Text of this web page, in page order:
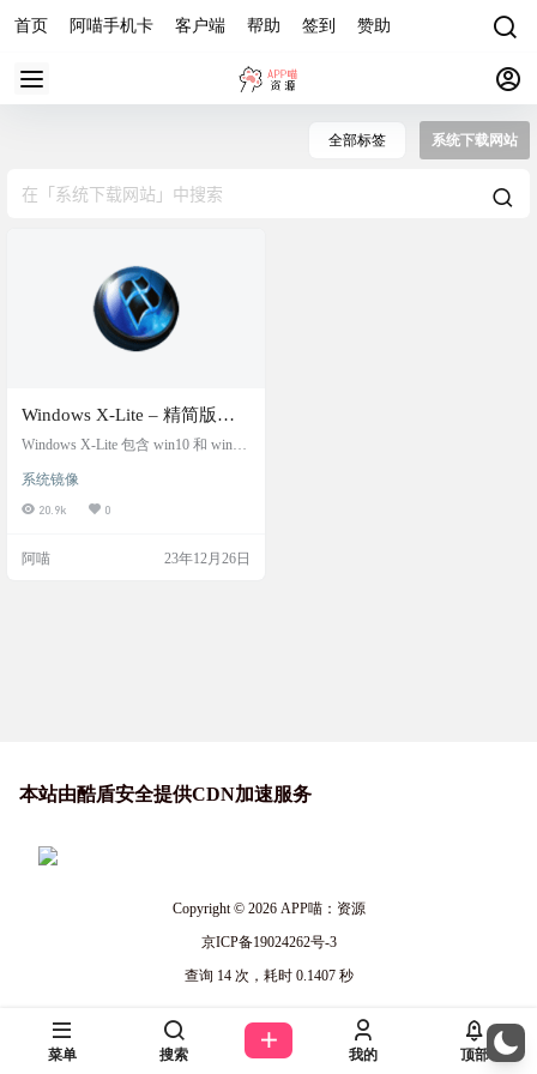
首页 阿喵手机卡 客户端 帮助 签到 赞助
全部标签 系统下载网站
Windows X-Lite – 精简版
Windows 系统
Windows X-Lite 包含 win10 和 win1
在增强性能、稳定性、隐私、控
制、 并可在所有 PC 上使用所有应
台式机或笔记本电脑。 网站截图 需
系统镜像
20.9k 0
阿喵 23年12月26日
本站由酷盾安全提供CDN加速服务
Copyright © 2026APP喵：资源
京ICP备19024262号-3
查询 14 次，耗时 0.1407 秒
菜单 搜索 我的 顶部